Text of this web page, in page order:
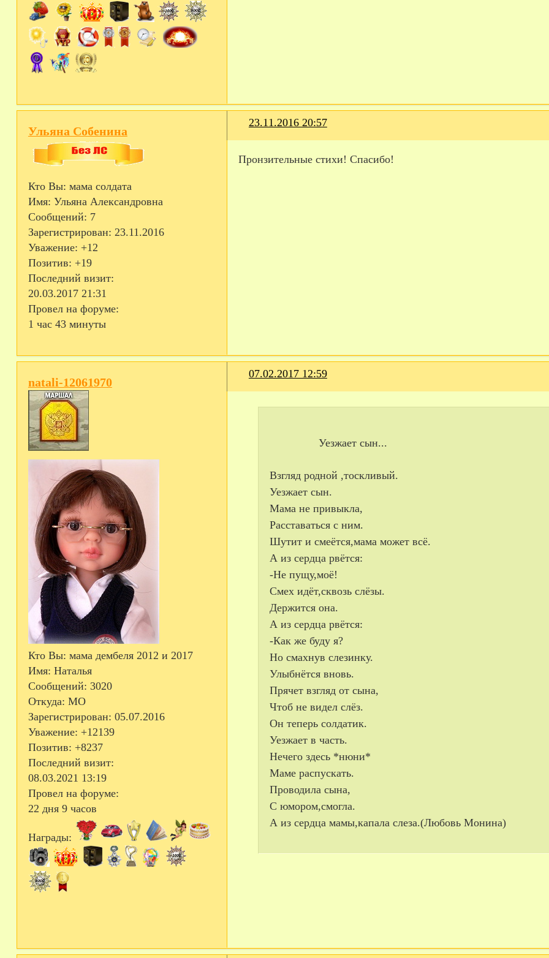
23.11.2016 20:57
Ульяна Собенина
Кто Вы: мама солдата
Имя: Ульяна Александровна
Сообщений: 7
Зарегистрирован: 23.11.2016
Уважение: +12
Позитив: +19
Последний визит:
20.03.2017 21:31
Провел на форуме:
1 час 43 минуты
Пронзительные стихи! Спасибо!
07.02.2017 12:59
natali-12061970
Кто Вы: мама дембеля 2012 и 2017
Имя: Наталья
Сообщений: 3020
Откуда: МО
Зарегистрирован: 05.07.2016
Уважение: +12139
Позитив: +8237
Последний визит:
08.03.2021 13:19
Провел на форуме:
22 дня 9 часов
Награды:
Уезжает сын...
Взгляд родной ,тоскливый.
Уезжает сын.
Мама не привыкла,
Расставаться с ним.
Шутит и смеётся,мама может всё.
А из сердца рвётся:
-Не пущу,моё!
Смех идёт,сквозь слёзы.
Держится она.
А из сердца рвётся:
-Как же буду я?
Но смахнув слезинку.
Улыбнётся вновь.
Прячет взгляд от сына,
Чтоб не видел слёз.
Он теперь солдатик.
Уезжает в часть.
Нечего здесь *нюни*
Маме распускать.
Проводила сына,
С юмором,смогла.
А из сердца мамы,капала слеза.(Любовь Монина)